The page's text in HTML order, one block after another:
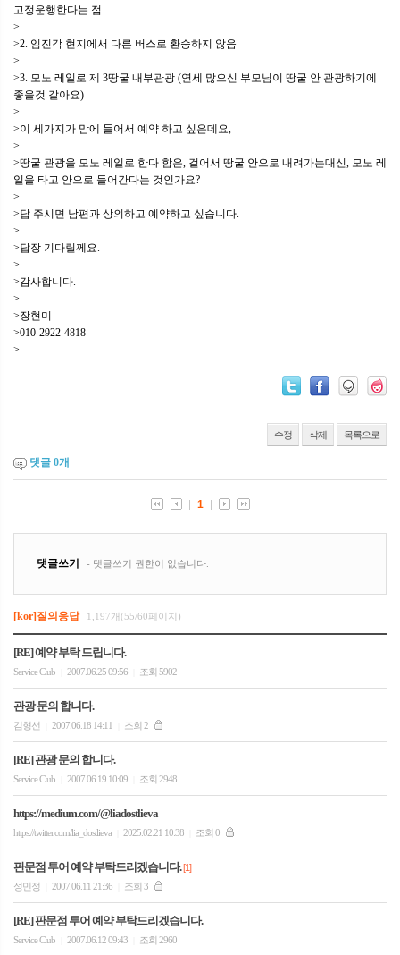
고정운행한다는 점
>
>2. 임진각 현지에서 다른 버스로 환승하지 않음
>
>3. 모노 레일로 제 3땅굴 내부관광 (연세 많으신 부모님이 땅굴 안 관광하기에
좋을것 같아요)
>
>이 세가지가 맘에 들어서 예약 하고 싶은데요,
>
>땅굴 관광을 모노 레일로 한다 함은, 걸어서 땅굴 안으로 내려가는대신, 모노 레
일을 타고 안으로 들어간다는 것인가요?
>
>답 주시면 남편과 상의하고 예약하고 싶습니다.
>
>답장 기다릴께요.
>
>감사합니다.
>
>장현미
>010-2922-4818
>
수정 삭제 목록으로
댓글 0개
[kor]질의응답 1,197개(55/60페이지)
[RE] 예약 부탁 드립니다.
Service Club 2007.06.25 09:56 조회 5902
관광 문의 합니다.
김형선 2007.06.18 14:11 조회 2
[RE] 관광 문의 합니다.
Service Club 2007.06.19 10:09 조회 2948
https://medium.com/@liadostlieva
https://twitter.com/lia_dostlieva 2025.02.21 10:38 조회 0
판문점 투어 예약 부탁드리겠습니다.[1]
성민정
2007.06.11 21:36 조회 3
[RE] 판문점 투어 예약 부탁드리겠습니다.
Service Club 2007.06.12 09:43 조회 2960